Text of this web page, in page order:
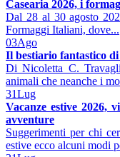
Casearia 2026, i
Dal 28 al 30 agosto
Formaggi Italiani, dove...
03Ago
Il bestiario fantastico
Di Nicoletta C.
animali che neanche i
31Lug
Vacanze estive 2026,
avventure
Suggerimenti per chi
estive ecco alcuni modi